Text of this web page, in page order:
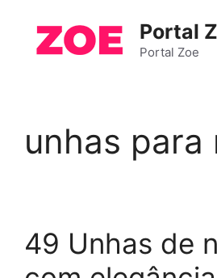
Portal
Portal Zoe
unhas para
49 Unhas de